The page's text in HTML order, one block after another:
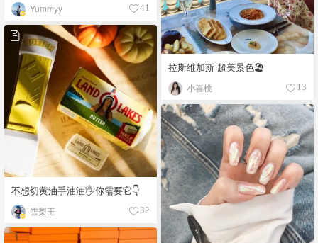
Yummyy 41
拉斯维加斯 超美景色🏖
小喜桃 13
不想切黄油手油油🖐你需要它👇
雪梨王 32